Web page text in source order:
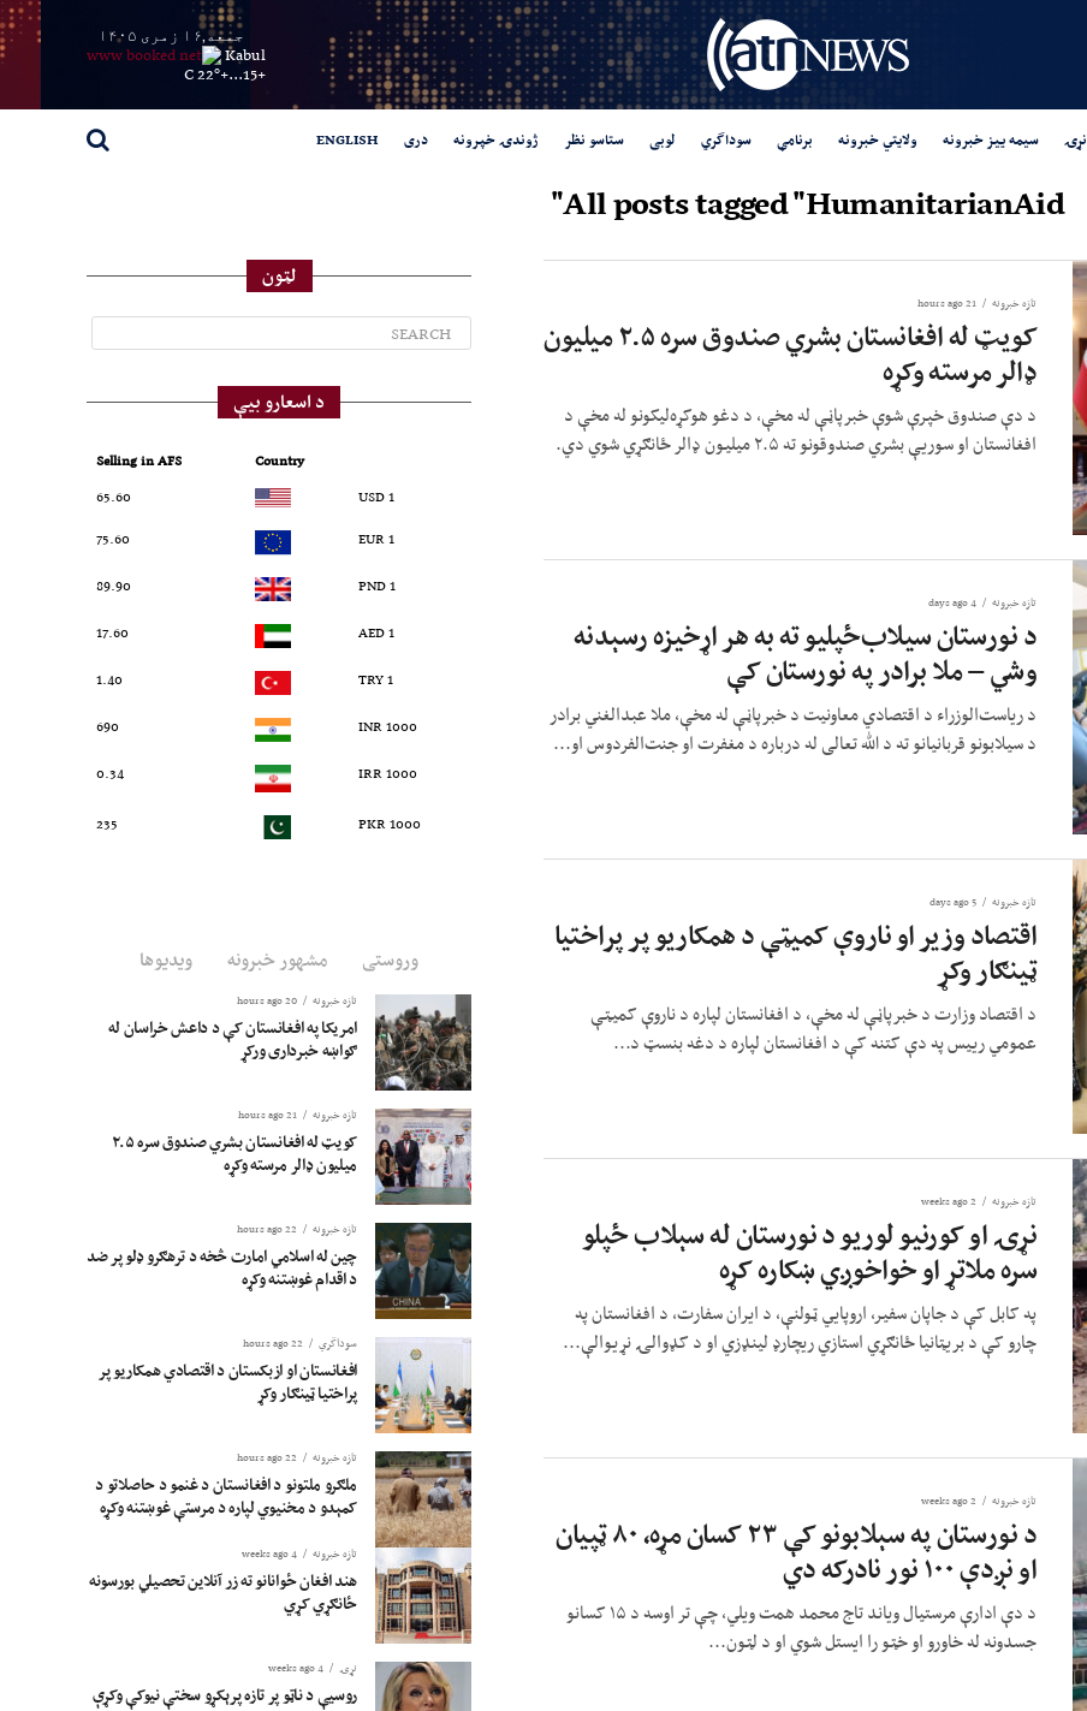
جمعه,۱۶ زمری ۱۴۰۵
Kabul
+
15...
+
22° C
نړۍ سیمه ییز خبرونه ولایتي خبرونه برنامې سوداگري لوبی ستاسو نظر ژوندۍ خپرونه دری ENGLISH
All posts tagged "HumanitarianAid"
تازه خبرونه 21 hours ago
کویټ له افغانستان بشري صندوق سره ۲.۵ میلیون
ډالر مرسته وکړه
د دې صندوق خپرې شوې خبرپاڼې له مخې، د دغو هوکړه‌لیکونو له مخې د
افغانستان او سوریې بشري صندوقونو ته ۲.۵ میلیون ډالر ځانګړي شوي دي.
تازه خبرونه 4 days ago
د نورستان سیلاب‌ځپلیو ته به هر اړخیزه رسېدنه
وشي – ملا برادر په نورستان کې
د ریاست‌الوزراء د اقتصادي معاونیت د خبرپاڼې له مخې، ملا عبدالغني برادر
د سیلابونو قربانیانو ته د الله تعالی له درباره د مغفرت او جنت‌الفردوس او...
تازه خبرونه 5 days ago
اقتصاد وزیر او ناروې کمیټې د همکاریو پر پراختیا
ټینګار وکړ
د اقتصاد وزارت د خبرپاڼې له مخې، د افغانستان لپاره د ناروې کمیټې
عمومي رییس په دې کتنه کې د افغانستان لپاره د دغه بنسټ د...
تازه خبرونه 2 weeks ago
نړۍ او کورنیو لوریو د نورستان له سېلاب ځپلو
سره ملاتړ او خواخوږي ښکاره کړه
په کابل کې د جاپان سفیر، اروپایي ټولنې، د ایران سفارت، د افغانستان په
چارو کې د بریټانیا ځانګړي استازي ریچارډ لینډزي او د کډوالۍ نړیوالې...
تازه خبرونه 2 weeks ago
د نورستان په سېلابونو کې ۲۳ کسان مړه، ۸۰ ټپیان
او نږدې ۱۰۰ نور نادرکه دي
د دې ادارې مرستیال ویاند تاج محمد همت ویلي، چې تر اوسه د ۱۵ کسانو
جسدونه له خاورو او خټو را ایستل شوي او د لټون...
لټون
د اسعارو بیې
Country
Selling in AFS
1 USD
65.60
1 EUR
75.60
1 PND
89.90
1 AED
17.60
1 TRY
1.40
1000 INR
690
1000 IRR
0.34
1000 PKR
235
وروستی مشهور خبرونه ویدیوها
تازه خبرونه 20 hours ago
امریکا په افغانستان کې د داعش خراسان له
ګواښه خبرداری ورکړ
تازه خبرونه 21 hours ago
کویټ له افغانستان بشري صندوق سره ۲.۵
میلیون ډالر مرسته وکړه
تازه خبرونه 22 hours ago
چین له اسلامي امارت څخه د ترهګرو ډلو پر ضد
د اقدام غوښتنه وکړه
سوداگري 22 hours ago
افغانستان او ازبکستان د اقتصادي همکاریو پر
پراختیا ټینګار وکړ
تازه خبرونه 22 hours ago
ملګرو ملتونو د افغانستان د غنمو د حاصلاتو د
کمېدو د مخنیوي لپاره د مرستې غوښتنه وکړه
تازه خبرونه 4 weeks ago
هند افغان ځوانانو ته زر آنلاین تحصیلي بورسونه
ځانګړي کړي
نړۍ 4 weeks ago
روسیې د ناټو پر تازه پرېکړو سختې نیوکې وکړې